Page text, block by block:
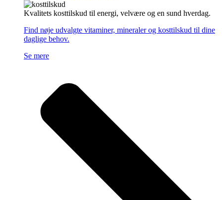
Kvalitets kosttilskud til energi, velvære og en sund hverdag.
Find nøje udvalgte vitaminer, mineraler og kosttilskud til dine
daglige behov.
Se mere